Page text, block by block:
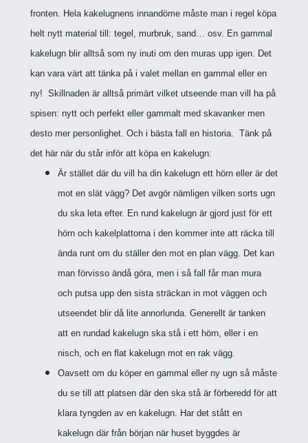
fronten. Hela kakelugnens innandöme måste man i regel köpa
helt nytt material till: tegel, murbruk, sand… osv. En gammal
kakelugn blir alltså som ny inuti om den muras upp igen. Det
kan vara värt att tänka på i valet mellan en gammal eller en
ny! Skillnaden är alltså primärt vilket utseende man vill ha på
spisen: nytt och perfekt eller gammalt med skavanker men
desto mer personlighet. Och i bästa fall en historia. Tänk på
det här när du står inför att köpa en kakelugn:
Är stället där du vill ha din kakelugn ett hörn eller är det
mot en slät vägg? Det avgör nämligen vilken sorts ugn
du ska leta efter. En rund kakelugn är gjord just för ett
hörn och kakelplattorna i den kommer inte att räcka till
ända runt om du ställer den mot en plan vägg. Det kan
man förvisso ändå göra, men i så fall får man mura
och putsa upp den sista sträckan in mot väggen och
utseendet blir då lite annorlunda. Generellt är tanken
att en rundad kakelugn ska stå i ett hörn, eller i en
nisch, och en flat kakelugn mot en rak vägg.
Oavsett om du köper en gammal eller ny ugn så måste
du se till att platsen där den ska stå är förberedd för att
klara tyngden av en kakelugn. Har det stått en
kakelugn där från början när huset byggdes är